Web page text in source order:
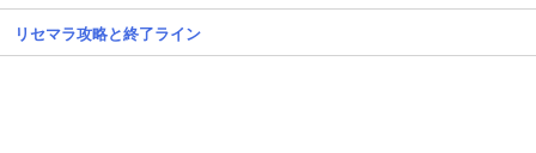
リセマラ攻略と終了ライン